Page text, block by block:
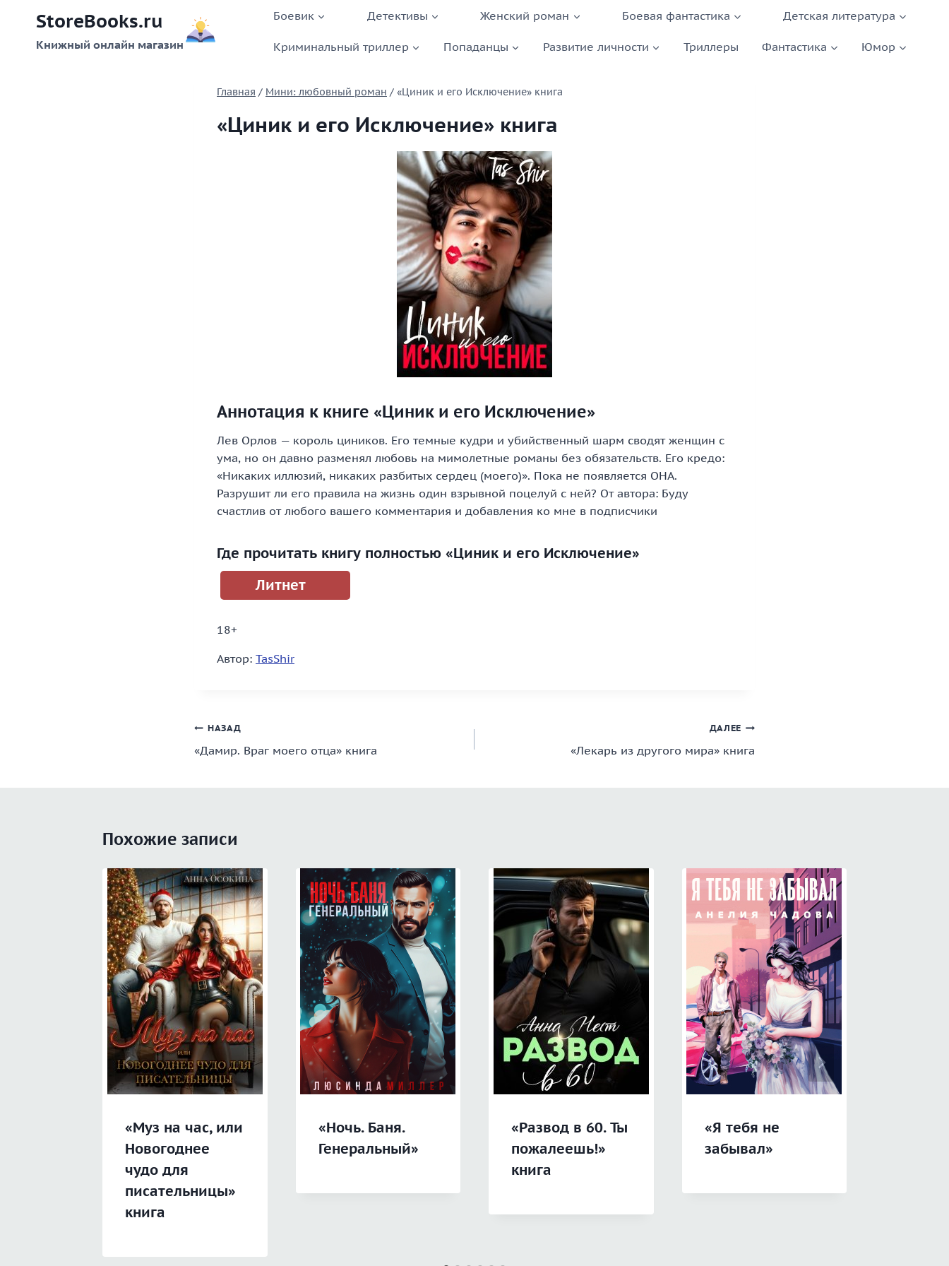
содержимому
StoreBooks.ru
Книжный онлайн магазин
Боевик Детективы Женский роман Боевая фантастика Детская литература
Криминальный триллер Попаданцы Развитие личности Триллеры Фантастика Юмор
Главная / Мини: любовный роман / «Циник и его Исключение» книга
«Циник и его Исключение» книга
Аннотация к книге «Циник и его Исключение»
Лев Орлов — король циников. Его темные кудри и убийственный шарм сводят женщин с
ума, но он давно разменял любовь на мимолетные романы без обязательств. Его кредо:
«Никаких иллюзий, никаких разбитых сердец (моего)». Пока не появляется ОНА.
Разрушит ли его правила на жизнь один взрывной поцелуй с ней? От автора: Буду
счастлив от любого вашего комментария и добавления ко мне в подписчики
Где прочитать книгу полностью «Циник и его Исключение»
Литнет
18+
Автор: TasShir
Навигация
по
НАЗАД
«Дамир. Враг моего отца» книга
ДАЛЕЕ
«Лекарь из другого мира» книга
Похожие записи
«Муз на час, или
Новогоднее
чудо для
писательницы»
книга
«Ночь. Баня.
Генеральный»
«Развод в 60. Ты
пожалеешь!»
книга
«Я тебя не
забывал»